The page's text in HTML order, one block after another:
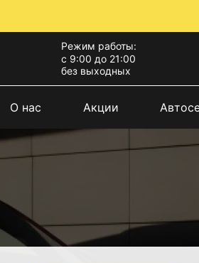
Режим работы:
с 9:00 до 21:00
без выходных
О нас Акции